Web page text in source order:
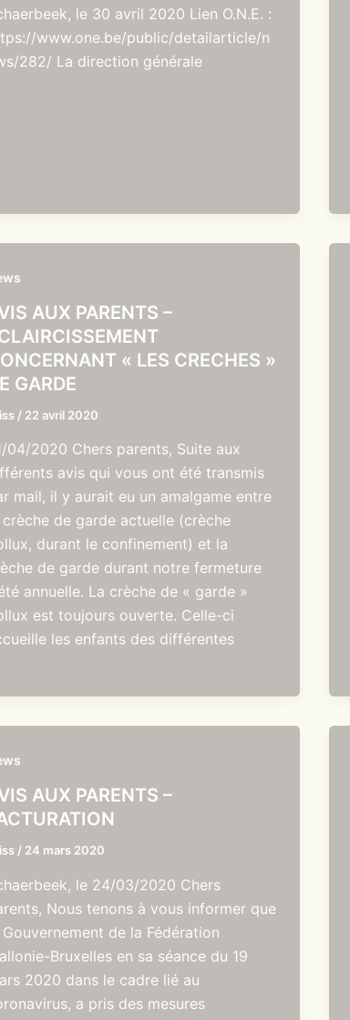
le 30 avril 2020 Lien O.N.E. :
www.one.be/public/detailarticle/n
282/ La direction générale
AUX PARENTS –
« LES CRECHES »
GARDE
/ 22 avril 2020
04/2020 Chers parents, Suite aux
avis qui vous ont été transmis
mail, il y aurait eu un amalgame entre
crèche de garde actuelle (crèche
durant le confinement) et la
de garde durant notre fermeture
annuelle. La crèche de « garde »
est toujours ouverte. Celle-ci
les enfants des différentes
AUX PARENTS –
/ 24 mars 2020
le 24/03/2020 Chers
Nous tenons à vous informer que
Gouvernement de la Fédération
Bruxelles en sa séance du 19
2020 dans le cadre lié au
a pris des mesures